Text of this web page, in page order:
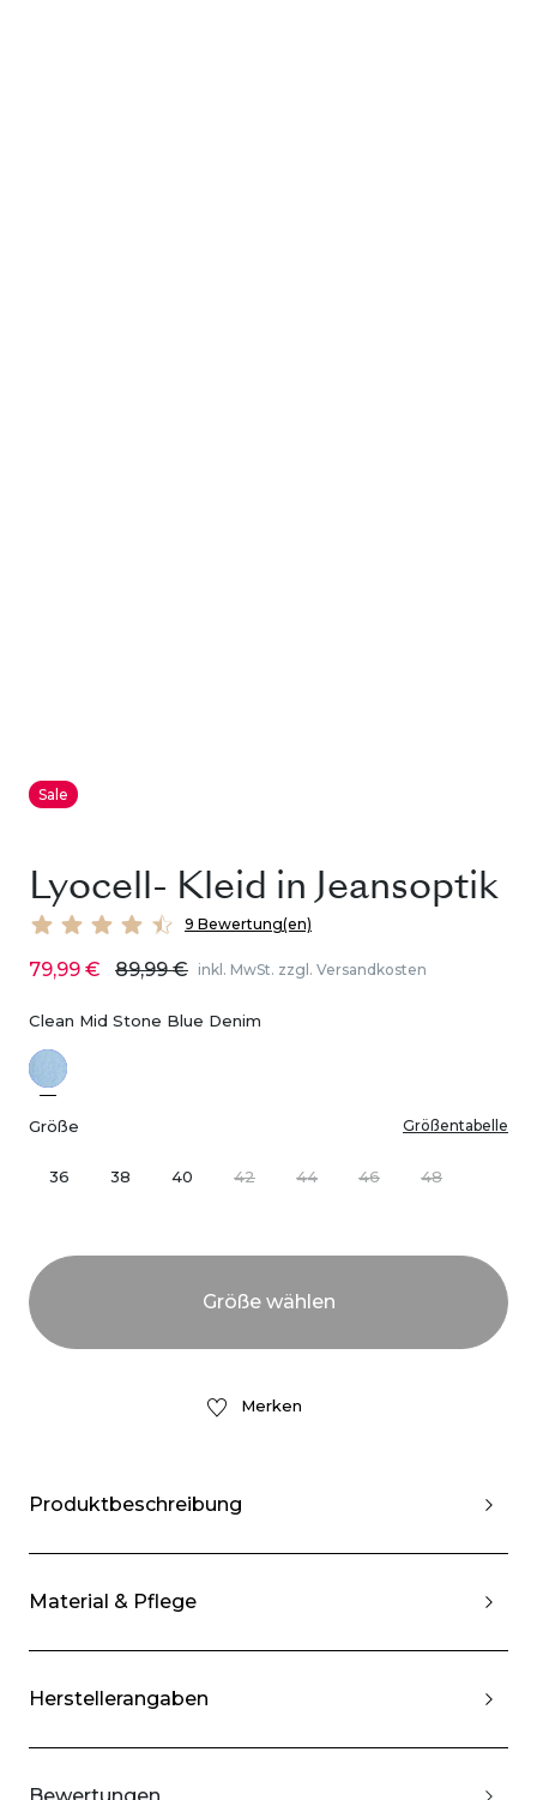
Sale
Lyocell- Kleid in Jeansoptik
9 Bewertung(en)
79,99 € 89,99 € inkl. MwSt. zzgl. Versandkosten
Clean Mid Stone Blue Denim
Größe Größentabelle
36 38 40 42 44 46 48
Merken
Produktbeschreibung
Material & Pflege
Herstellerangaben